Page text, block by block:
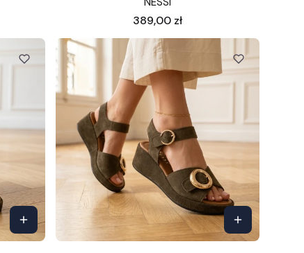
Cena
389,00 zł